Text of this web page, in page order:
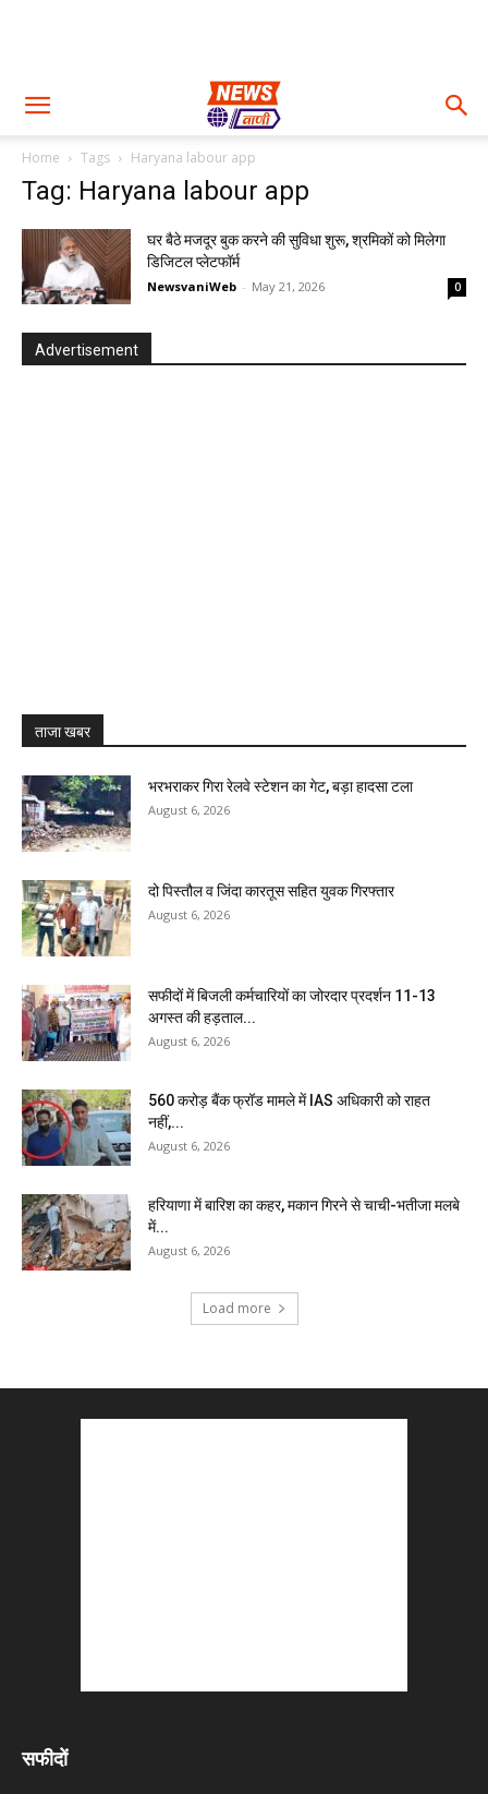
Home Tags Haryana labour app
Tag: Haryana labour app
घर बैठे मजदूर बुक करने की सुविधा शुरू, श्रमिकों को मिलेगा
डिजिटल प्लेटफॉर्म
NewsvaniWeb - May 21, 2026 0
Advertisement
ताजा खबर
भरभराकर गिरा रेलवे स्टेशन का गेट, बड़ा हादसा टला
August 6, 2026
दो पिस्तौल व जिंदा कारतूस सहित युवक गिरफ्तार
August 6, 2026
सफीदों में बिजली कर्मचारियों का जोरदार प्रदर्शन 11-13
अगस्त की हड़ताल...
August 6, 2026
₹560 करोड़ बैंक फ्रॉड मामले में IAS अधिकारी को राहत
नहीं,...
August 6, 2026
हरियाणा में बारिश का कहर, मकान गिरने से चाची-भतीजा मलबे
में...
August 6, 2026
Load more
सफीदों